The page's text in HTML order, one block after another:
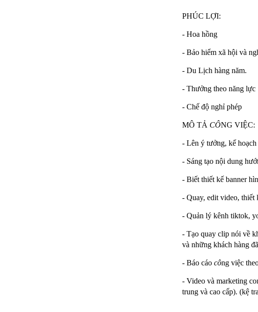
PHÚC LỢI:
- Hoa hồng
- Bảo hiểm xã hội và
- Du Lịch hàng năm.
- Thưởng theo năng lực
- Chế độ nghỉ phép
MÔ TẢ CÔNG VIỆC:
- Lên ý tưởng, kế hoạch
- Sáng tạo nội dung
- Biết thiết kế banner
- Quay, edit video,
- Quản lý kênh tiktok,
- Tạo quay clip nói về
và những khách hàng
- Báo cáo công việc
- Video và marketing
trung và cao cấp). (kệ